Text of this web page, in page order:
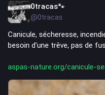
0tracas🐾
@0tracas
Canicule, sécheresse,
besoin d'une trêve, pas de
aspas-nature.org/canicule-